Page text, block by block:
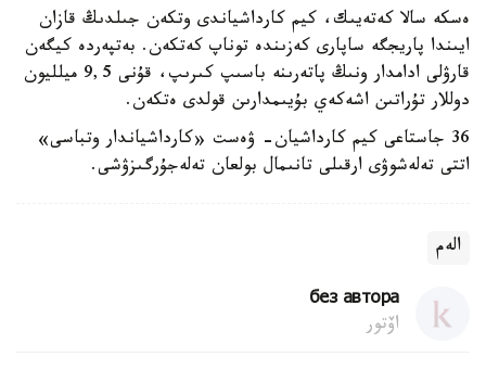
ەسكە سالا كەتەيىك، كيم كارداشياندى وتكەن جىلدىڭ قازان
ايىندا پاريجگە ساپارى كەزىندە توناپ كەتكەن. بەتپەردە كيگەن
قارۋلى ادامدار ونىڭ پاتەرىنە باسىپ كىرىپ، قۇنى 9,5 ميلليون
دوللار تۇراتىن اشەكەي بۇيىمدارىن قولدى ەتكەن.
36 جاستاعى كيم كارداشيان- ۋەست «كارداشياندار وتباسى»
اتتى تەلەشوۋى ارقىلى تانىمال بولعان تەلەجۇرگىزۋشى.
الەم
без автора
اۆتور